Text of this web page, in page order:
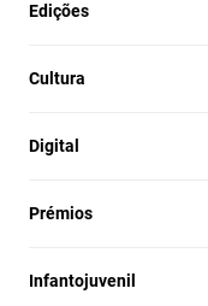
Edições
Cultura
Digital
Prémios
Infantojuvenil